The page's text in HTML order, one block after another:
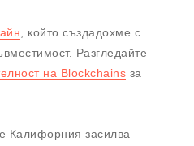
, който създадохме с
Разгледайте
на Blockchains за
Калифорния засилва